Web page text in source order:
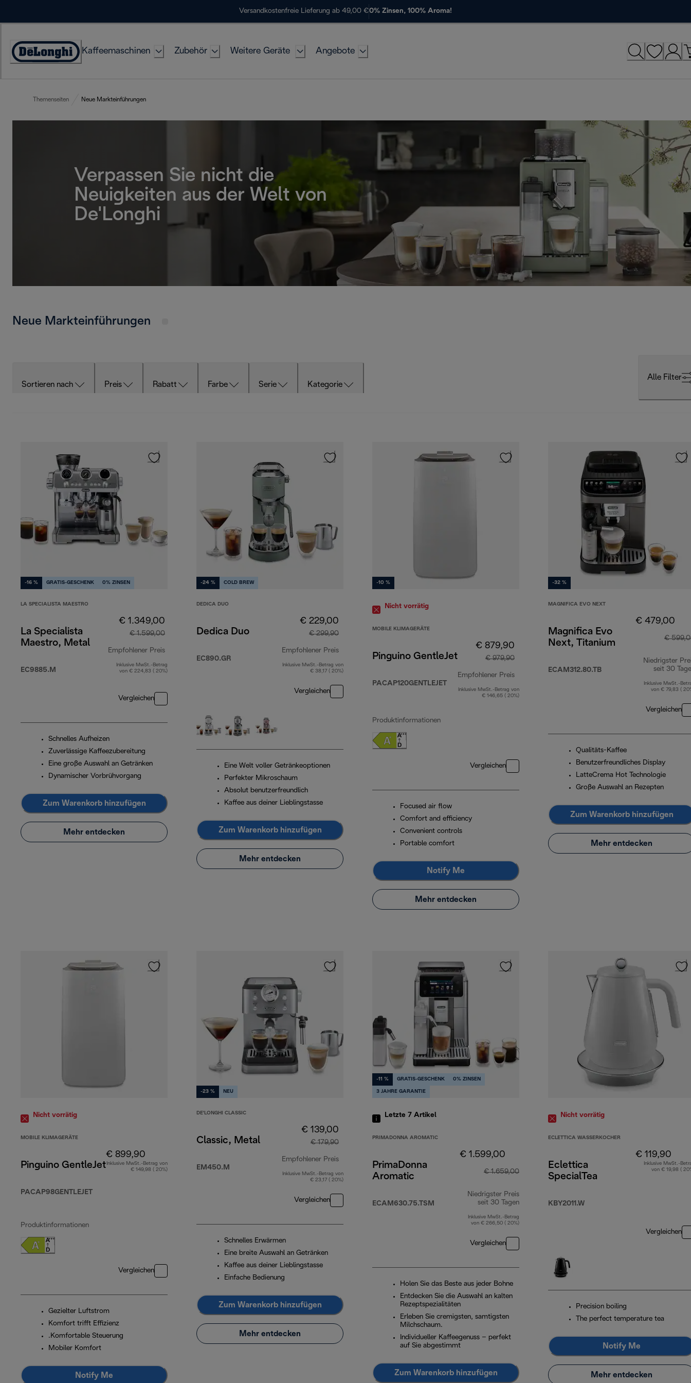
Versandkostenfreie Lieferung ab 49,00 €0% Zinsen, 100% Aroma!
Erklärung
Kaffeemaschinen Zubehör Weitere Geräte Angebote
Themenseiten Neue Markteinführungen
Verpassen Sie nicht die
Neuigkeiten aus der Welt von
De'Longhi
Neue Markteinführungen
Sortieren nach Preis Rabatt Farbe Serie Kategorie
Alle Filter
-16 % GRATIS-GESCHENK 0% ZINSEN
LA SPECIALISTA MAESTRO
La Specialista
Maestro, Metal
EC9885.M
€ 1.349,00
€ 1.599,00
Empfohlener Preis
Originalpreis € 1.599,00
Inklusive MwSt.-Betrag
von € 224,83 ( 20%)
Vergleichen
Schnelles Aufheizen
Zuverlässige Kaffeezubereitung
Eine große Auswahl an Getränken
Dynamischer Vorbrühvorgang
Zum Warenkorb hinzufügen
Mehr entdecken
-24 % COLD BREW
DEDICA DUO
Dedica Duo
EC890.GR
€ 229,00
€ 299,90
Empfohlener Preis
Originalpreis € 299,90
Inklusive MwSt.-Betrag von
€ 38,17 ( 20%)
Vergleichen
Eine Welt voller Getränkeoptionen
Perfekter Mikroschaum
Absolut benutzerfreundlich
Kaffee aus deiner Lieblingstasse
Zum Warenkorb hinzufügen
Mehr entdecken
-10 %
Nicht vorrätig
MOBILE KLIMAGERÄTE
Pinguino GentleJet
PACAP120GENTLEJET
€ 879,90
€ 979,90
Empfohlener Preis
Originalpreis € 979,90
Inklusive MwSt.-Betrag von
€ 146,65 ( 20%)
Produktinformationen
Vergleichen
Focused air flow
Comfort and efficiency
Convenient controls
Portable comfort
Notify Me
Mehr entdecken
-32 %
MAGNIFICA EVO NEXT
Magnifica Evo
Next, Titanium
ECAM312.80.TB
€ 479,00
€
Niedrigster
seit 30
Inklusive MwSt.-
von € 79,83 (
Vergleichen
Qualitäts-Kaffee
Benutzerfreundliches Display
LatteCrema Hot Technologie
Große Auswahl an Rezepten
Zum Warenkorb hinzufügen
Mehr entdecken
Nicht vorrätig
MOBILE KLIMAGERÄTE
Pinguino GentleJet
PACAP98GENTLEJET
€ 899,90
Inklusive MwSt.-Betrag von
€ 149,98 ( 20%)
Produktinformationen
Vergleichen
Gezielter Luftstrom
Komfort trifft Effizienz
.Komfortable Steuerung
Mobiler Komfort
Notify Me
-23 % NEU
DE'LONGHI CLASSIC
Classic, Metal
EM450.M
€ 139,00
€ 179,90
Empfohlener Preis
Originalpreis € 179,90
Inklusive MwSt.-Betrag von
€ 23,17 ( 20%)
Vergleichen
Schnelles Erwärmen
Eine breite Auswahl an Getränken
Kaffee aus deiner Lieblingstasse
Einfache Bedienung
Zum Warenkorb hinzufügen
Mehr entdecken
-11 % GRATIS-GESCHENK 0% ZINSEN
3 JAHRE GARANTIE
Letzte 7 Artikel
PRIMADONNA AROMATIC
PrimaDonna
Aromatic
ECAM630.75.TSM
€ 1.599,00
€ 1.659,00
Niedrigster Preis
seit 30 Tagen
Inklusive MwSt.-Betrag
von € 266,50 ( 20%)
Vergleichen
Holen Sie das Beste aus jeder Bohne
Entdecken Sie die Auswahl an kalten
Rezeptspezialitäten
Erleben Sie cremigsten, samtigsten
Milchschaum.
Individueller Kaffeegenuss – perfekt
auf Sie abgestimmt
Zum Warenkorb hinzufügen
Nicht vorrätig
ECLETTICA WASSERKOCHER
Eclettica
SpecialTea
KBY2011.W
€ 119,90
Inklusive MwSt.-
von € 19,98 (
Vergleichen
Precision boiling
The perfect temperature tea
Notify Me
Mehr entdecken